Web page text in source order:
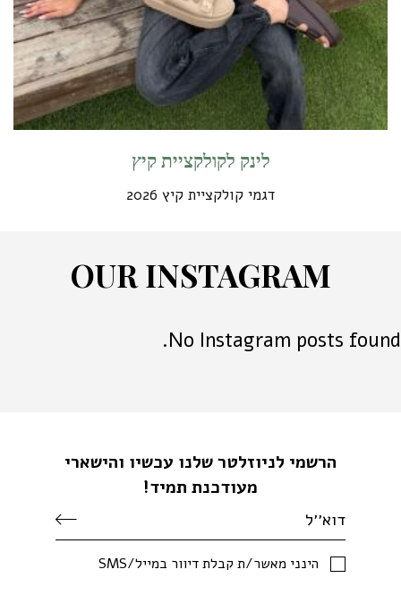
לינק לקולקציית קיץ
דגמי קולקציית קיץ 2026
OUR INSTAGRAM
No Instagram posts found.
הרשמי לניוזלטר שלנו עכשיו והישארי
מעודכנת תמיד!
SMS/הינני מאשר/ת קבלת דיוור במייל